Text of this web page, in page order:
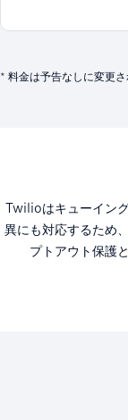
* 料金は予告なしに変更さ
Twilioはキューイン
異にも対応するため
プトアウト保護